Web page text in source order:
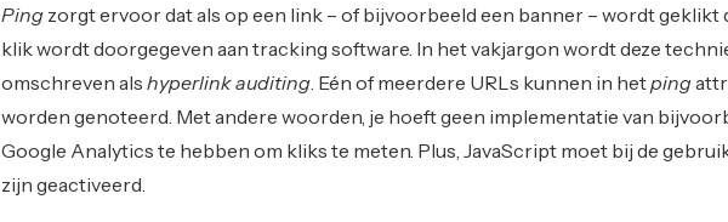
Ping zorgt ervoor dat als op een link – of bijvoorbeeld een banner – wordt geklikt
klik wordt doorgegeven aan tracking software. In het vakjargon wordt deze
omschreven als hyperlink auditing. Eén of meerdere URLs kunnen in hetping
worden genoteerd. Met andere woorden, je hoeft geen implementatie van
Google Analytics te hebben om kliks te meten. Plus, JavaScript moet bij de
zijn geactiveerd.